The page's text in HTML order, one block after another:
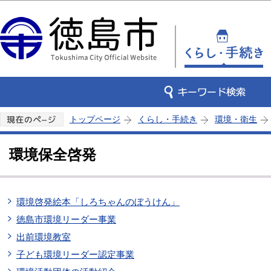
トップページ くらし・手続き 環境・衛生
環境保全啓発
環境啓発絵本「しろちゃんのぼうけん」
徳島市環境リーダー事業
出前環境教室
子ども環境リーダー認定事業